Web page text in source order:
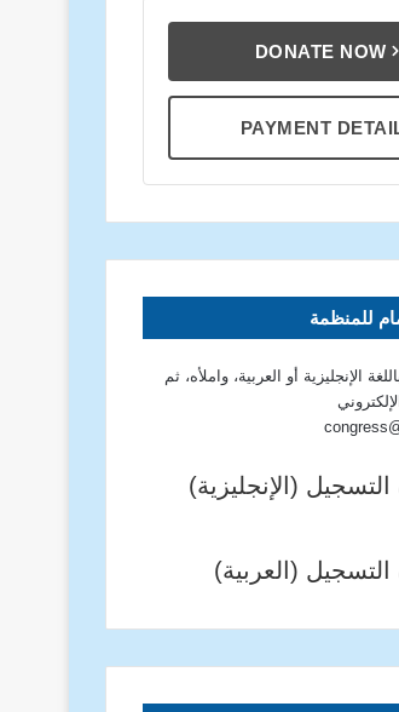
DONATE NOW
PAYMENT
للمنظمة
الإنجليزية أو العربية، واملأه، ثم
(الإنجليزية)
التسجيل (العربية)